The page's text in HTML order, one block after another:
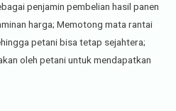
penjamin pembelian hasil panen
harga; Memotong mata rantai
petani bisa tetap sejahtera;
oleh petani untuk mendapatkan